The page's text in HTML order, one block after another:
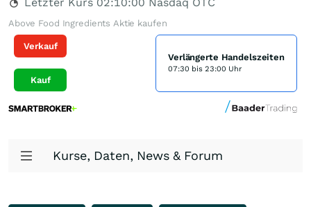
Above Food Ingredients Aktie kaufen
Verkauf
Kauf
Verlängerte Handelszeiten
07:30 bis 23:00 Uhr
Kurse, Daten, News & Forum